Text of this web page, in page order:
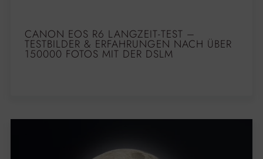
CANON EOS R6 LANGZEIT-TEST –
TESTBILDER & ERFAHRUNGEN NACH ÜBER
150000 FOTOS MIT DER DSLM